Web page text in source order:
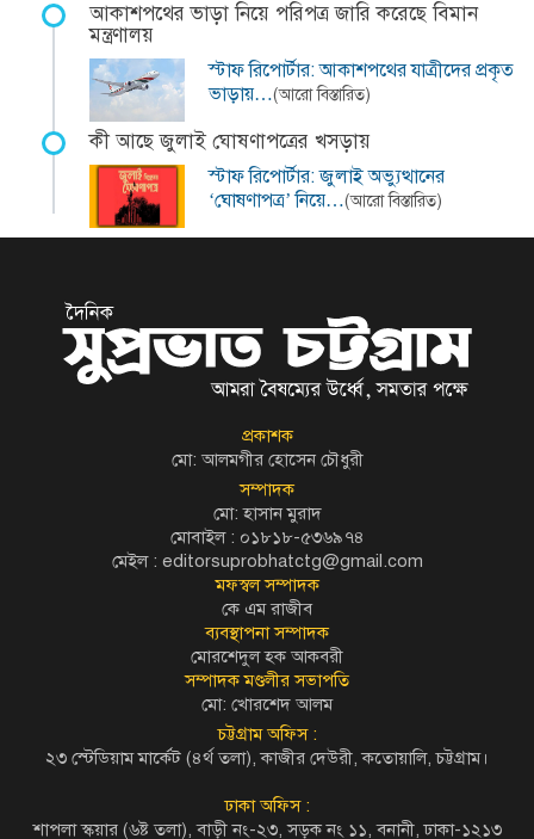
আকাশপথের ভাড়া নিয়ে পরিপত্র জারি করেছে বিমান
মন্ত্রণালয়
স্টাফ রিপোর্টার: আকাশপথের যাত্রীদের প্রকৃত
ভাড়ায়…(আরো বিস্তারিত)
কী আছে জুলাই ঘোষণাপত্রের খসড়ায়
স্টাফ রিপোর্টার: জুলাই অভ্যুত্থানের
‘ঘোষণাপত্র’ নিয়ে…(আরো বিস্তারিত)
প্রকাশক
মো: আলমগীর হোসেন চৌধুরী
সম্পাদক
মো: হাসান মুরাদ
মোবাইল : ০১৮১৮-৫৩৬৯৭৪
মেইল : editorsuprobhatctg@gmail.com
মফস্বল সম্পাদক
কে এম রাজীব
ব্যবস্থাপনা সম্পাদক
মোরশেদুল হক আকবরী
সম্পাদক মণ্ডলীর সভাপতি
মো: খোরশেদ আলম
চট্টগ্রাম অফিস :
২৩ স্টেডিয়াম মার্কেট (৪র্থ তলা), কাজীর দেউরী, কতোয়ালি, চট্টগ্রাম।
ঢাকা অফিস :
শাপলা স্কয়ার (৬ষ্ট তলা), বাড়ী নং-২৩, সড়ক নং ১১, বনানী, ঢাকা-১২১৩